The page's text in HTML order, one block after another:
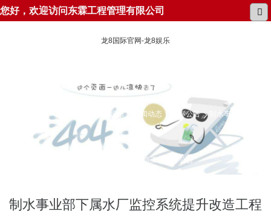
您好，欢迎访问东霖工程管理有限公司
龙8国际官网-龙8娱乐
所在位置： 龙8国际官网-龙8娱乐 新闻动态 招标公告 制水事业部下属
水厂监控系统提升改造工程招标公告
制水事业部下属水厂监控系统提升改造工程